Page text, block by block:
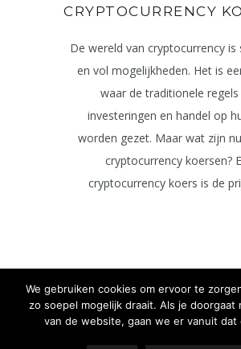
CRYPTOCURRENCY
De wereld van cryptocurrency is
en vol mogelijkheden. Het is
waar de traditionele regels
investeringen en handel op
worden gezet. Maar wat zijn
cryptocurrency koersen?
cryptocurrency koers is de
1 2 3
We gebruiken cookies om ervoor te
zo soepel mogelijk draait. Als je doorgaat
van de website, gaan we er vanuit dat